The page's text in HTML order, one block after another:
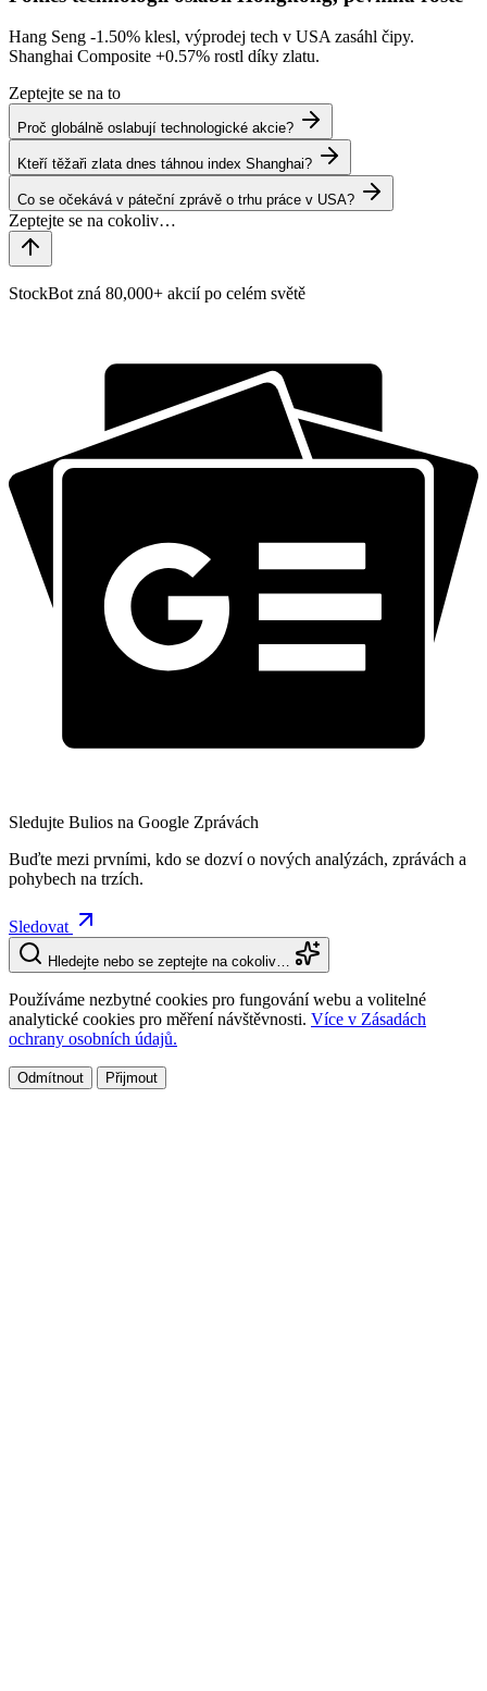
Hang Seng -1.50% klesl, výprodej tech v USA zasáhl čipy.
Shanghai Composite +0.57% rostl díky zlatu.
Zeptejte se na to
Proč globálně oslabují technologické akcie?
Kteří těžaři zlata dnes táhnou index Shanghai?
Co se očekává v páteční zprávě o trhu práce v USA?
StockBot zná 80,000+ akcií po celém světě
Sledujte Bulios na Google Zprávách
Buďte mezi prvními, kdo se dozví o nových analýzách, zprávách a
pohybech na trzích.
Sledovat
Hledejte nebo se zeptejte na cokoliv…
Používáme nezbytné cookies pro fungování webu a volitelné
analytické cookies pro měření návštěvnosti. Více v Zásadách
ochrany osobních údajů.
Odmítnout Přijmout